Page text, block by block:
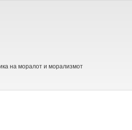
на моралот и морализмот